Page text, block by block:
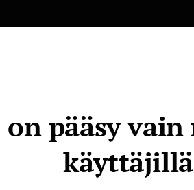
pääsy
käyttäjillä